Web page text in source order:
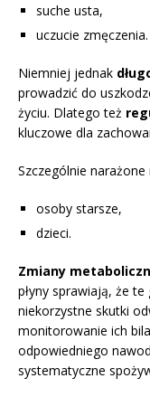
suche usta,
uczucie zmęczenia.
Niemniej jednak
prowadzić do
życiu. Dlatego też
kluczowe dla
Szczególnie
osoby starsze,
dzieci.
Zmiany
płyny sprawiają, że
niekorzystne skutki
monitorowanie ich
odpowiedniego
systematyczne